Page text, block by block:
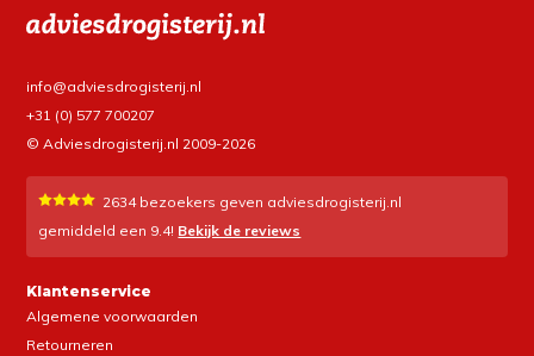
info@adviesdrogisterij.nl
+31 (0) 577 700207
© Adviesdrogisterij.nl 2009-2026
2634bezoekers geven adviesdrogisterij.nl
gemiddeld een 9.4! Bekijk de reviews
Klantenservice
Algemene voorwaarden
Retourneren